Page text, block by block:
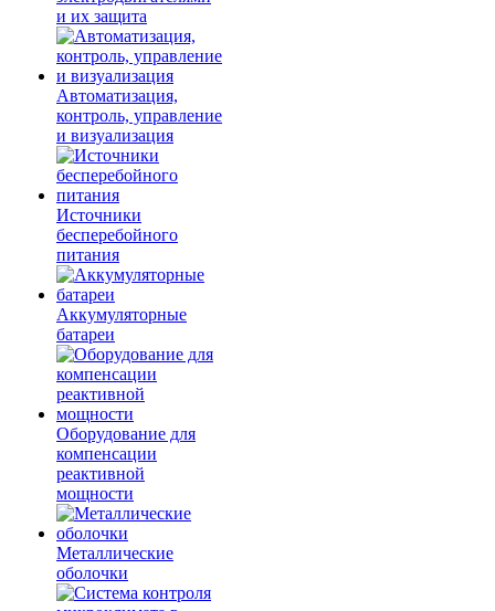
и их защита
Автоматизация,
контроль, управление
и визуализация
Источники
бесперебойного
питания
Аккумуляторные
батареи
Оборудование для
компенсации
реактивной
мощности
Металлические
оболочки